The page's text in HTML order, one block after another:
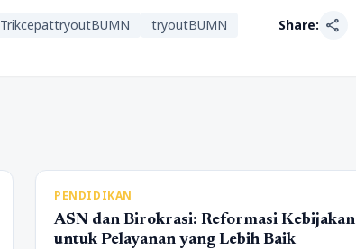
TrikcepattryoutBUMN tryoutBUMN Share: share
PENDIDIKAN
ASN dan Birokrasi: Reformasi Kebijakan
untuk Pelayanan yang Lebih Baik